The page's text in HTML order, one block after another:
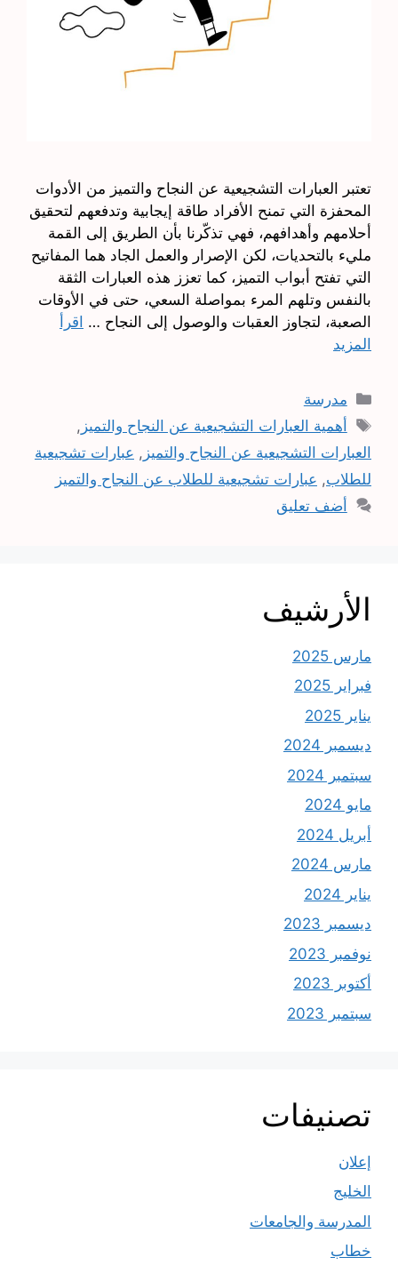
تعتبر العبارات التشجيعية عن النجاح والتميز من الأدوات
المحفزة التي تمنح الأفراد طاقة إيجابية وتدفعهم لتحقيق
أحلامهم وأهدافهم، فهي تذكّرنا بأن الطريق إلى القمة
مليء بالتحديات، لكن الإصرار والعمل الجاد هما المفاتيح
التي تفتح أبواب التميز، كما تعزز هذه العبارات الثقة
بالنفس وتلهم المرء بمواصلة السعي، حتى في الأوقات
الصعبة، لتجاوز العقبات والوصول إلى النجاح … اقرأ
المزيد
التصنيفات
مدرسة
الوسوم
أهمية العبارات التشجيعية عن النجاح والتميز ,
العبارات التشجيعية عن النجاح والتميز , عبارات تشجيعية
للطلاب, عبارات تشجيعية للطلاب عن النجاح والتميز
أضف تعليق
الأرشيف
مارس 2025
فبراير 2025
يناير 2025
ديسمبر 2024
سبتمبر 2024
مايو 2024
أبريل 2024
مارس 2024
يناير 2024
ديسمبر 2023
نوفمبر 2023
أكتوبر 2023
سبتمبر 2023
تصنيفات
إعلان
الخليج
المدرسة والجامعات
خطاب